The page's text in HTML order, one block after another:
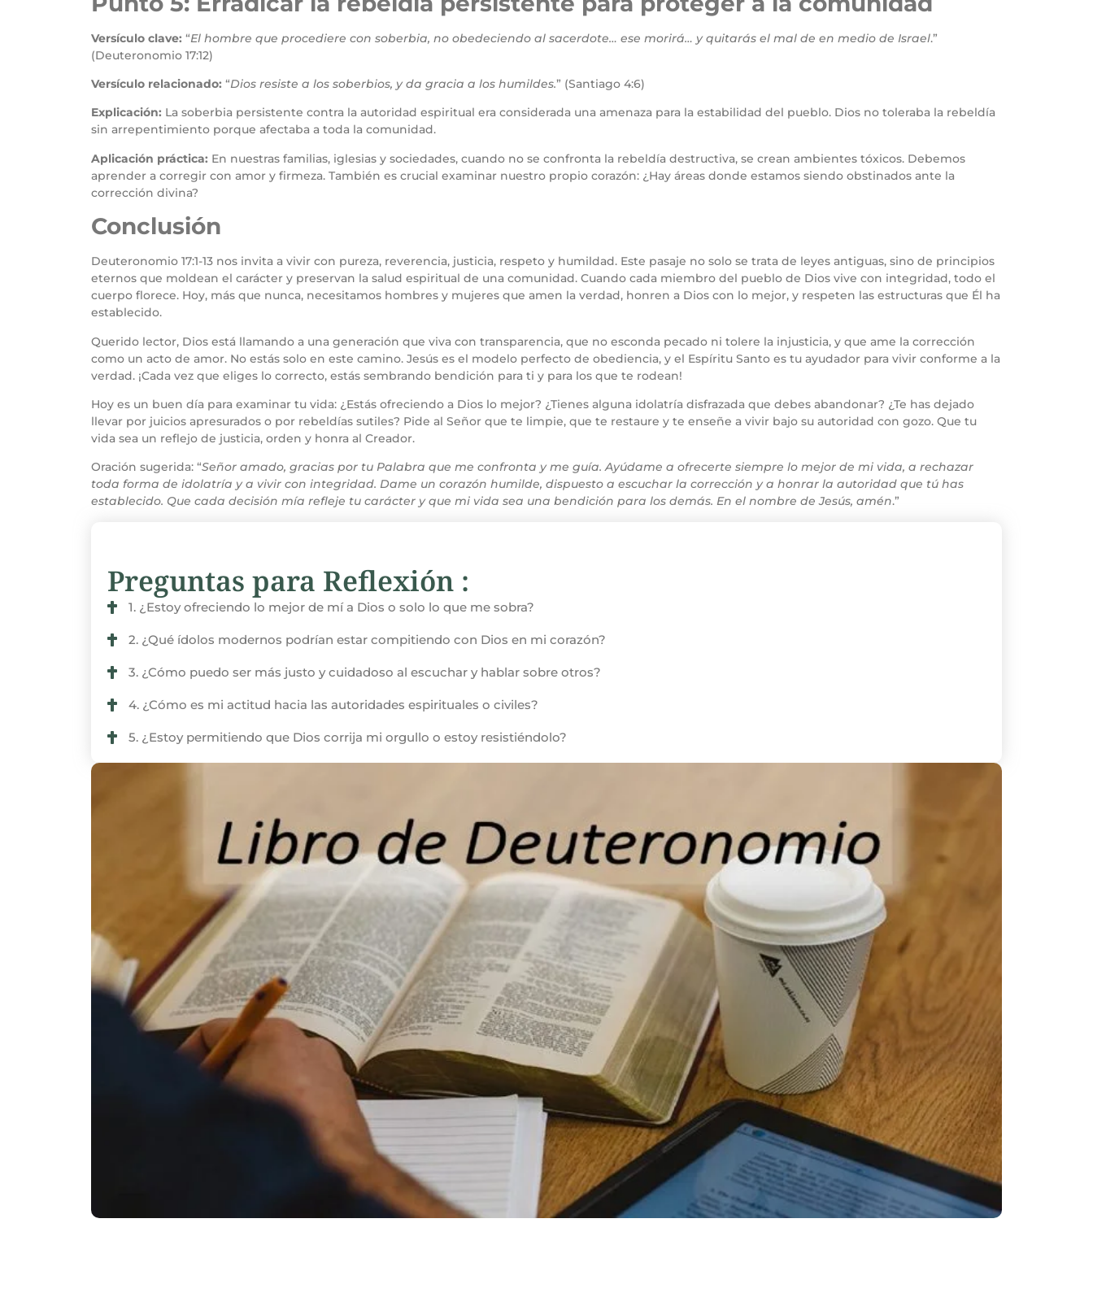
Versículo clave: “El hombre que procediere con soberbia, no obedeciendo al sacerdote… ese morirá… y quitarás el mal de en medio de Israel.”
(Deuteronomio 17:12)
Versículo relacionado: “Dios resiste a los soberbios, y da gracia a los humildes.” (Santiago 4:6)
Explicación: La soberbia persistente contra la autoridad espiritual era considerada una amenaza para la estabilidad del pueblo. Dios no toleraba la rebeldía
sin arrepentimiento porque afectaba a toda la comunidad.
Aplicación práctica: En nuestras familias, iglesias y sociedades, cuando no se confronta la rebeldía destructiva, se crean ambientes tóxicos. Debemos
aprender a corregir con amor y firmeza. También es crucial examinar nuestro propio corazón: ¿Hay áreas donde estamos siendo obstinados ante la
corrección divina?
Conclusión
Deuteronomio 17:1-13 nos invita a vivir con pureza, reverencia, justicia, respeto y humildad. Este pasaje no solo se trata de leyes antiguas, sino de principios
eternos que moldean el carácter y preservan la salud espiritual de una comunidad. Cuando cada miembro del pueblo de Dios vive con integridad, todo el
cuerpo florece. Hoy, más que nunca, necesitamos hombres y mujeres que amen la verdad, honren a Dios con lo mejor, y respeten las estructuras que Él ha
establecido.
Querido lector, Dios está llamando a una generación que viva con transparencia, que no esconda pecado ni tolere la injusticia, y que ame la corrección
como un acto de amor. No estás solo en este camino. Jesús es el modelo perfecto de obediencia, y el Espíritu Santo es tu ayudador para vivir conforme a la
verdad. ¡Cada vez que eliges lo correcto, estás sembrando bendición para ti y para los que te rodean!
Hoy es un buen día para examinar tu vida: ¿Estás ofreciendo a Dios lo mejor? ¿Tienes alguna idolatría disfrazada que debes abandonar? ¿Te has dejado
llevar por juicios apresurados o por rebeldías sutiles? Pide al Señor que te limpie, que te restaure y te enseñe a vivir bajo su autoridad con gozo. Que tu
vida sea un reflejo de justicia, orden y honra al Creador.
Oración sugerida: “Señor amado, gracias por tu Palabra que me confronta y me guía. Ayúdame a ofrecerte siempre lo mejor de mi vida, a rechazar
toda forma de idolatría y a vivir con integridad. Dame un corazón humilde, dispuesto a escuchar la corrección y a honrar la autoridad que tú has
establecido. Que cada decisión mía refleje tu carácter y que mi vida sea una bendición para los demás. En el nombre de Jesús, amén.”
Preguntas para Reflexión :
1. ¿Estoy ofreciendo lo mejor de mí a Dios o solo lo que me sobra?
2. ¿Qué ídolos modernos podrían estar compitiendo con Dios en mi corazón?
3. ¿Cómo puedo ser más justo y cuidadoso al escuchar y hablar sobre otros?
4. ¿Cómo es mi actitud hacia las autoridades espirituales o civiles?
5. ¿Estoy permitiendo que Dios corrija mi orgullo o estoy resistiéndolo?